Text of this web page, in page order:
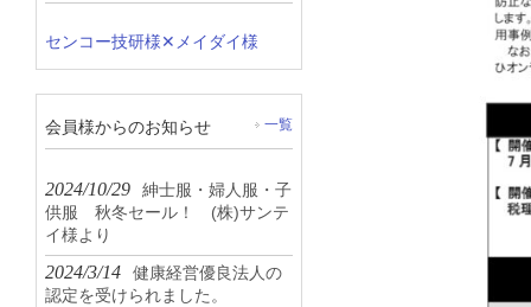
センコー技研様✕メイダイ様
会員様からのお知らせ 一覧
2024/10/29
紳士服・婦人服・子
供服 秋冬セール！ (株)サンテ
イ様より
2024/3/14
健康経営優良法人の
認定を受けられました。